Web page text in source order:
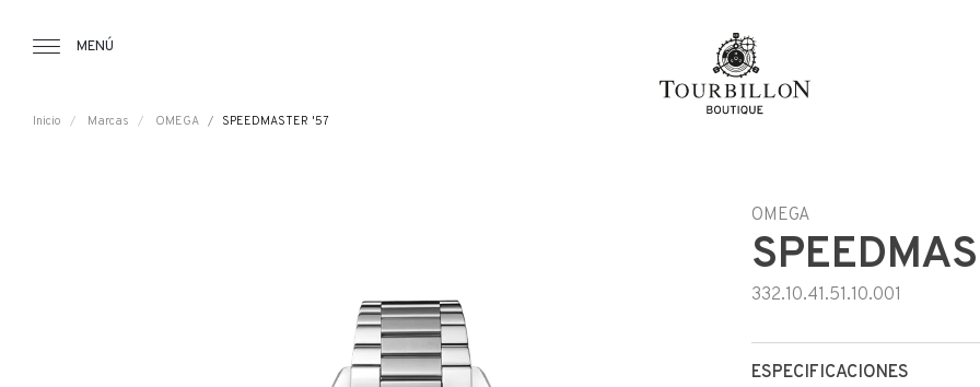
MENÚ
Inicio Marcas OMEGA SPEEDMASTER '57
OMEGA
332.10.41.51.10.001
ESPECIFICACIONES